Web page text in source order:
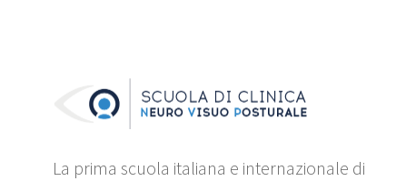
La prima scuola italiana e internazionale di